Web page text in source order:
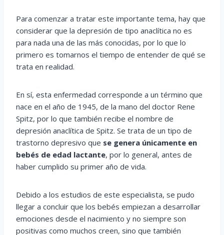
Para comenzar a tratar este importante tema, hay que
considerar que la depresión de tipo anaclítica no es
para nada una de las más conocidas, por lo que lo
primero es tomarnos el tiempo de entender de qué se
trata en realidad.
En sí, esta enfermedad corresponde a un término que
nace en el año de 1945, de la mano del doctor Rene
Spitz, por lo que también recibe el nombre de
depresión anaclítica de Spitz. Se trata de un tipo de
trastorno depresivo que se genera únicamente en
bebés de edad lactante, por lo general, antes de
haber cumplido su primer año de vida.
Debido a los estudios de este especialista, se pudo
llegar a concluir que los bebés empiezan a desarrollar
emociones desde el nacimiento y no siempre son
positivas como muchos creen, sino que también